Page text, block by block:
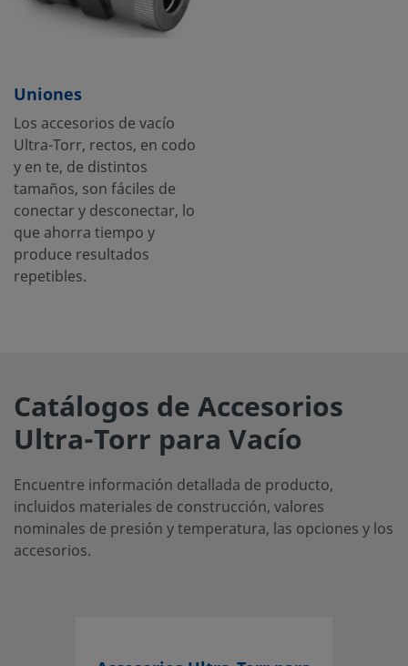
Uniones
Los accesorios de vacío
Ultra-Torr, rectos, en codo
y en te, de distintos
tamaños, son fáciles de
conectar y desconectar, lo
que ahorra tiempo y
produce resultados
repetibles.
Catálogos de Accesorios
Ultra-Torr para Vacío
Encuentre información detallada de producto,
incluidos materiales de construcción, valores
nominales de presión y temperatura, las opciones y los
accesorios.